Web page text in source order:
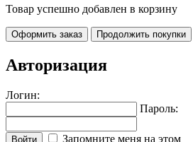
Товар успешно добавлен в корзину
Оформить заказ Продолжить покупки
Авторизация
Логин:
Пароль:
Войти
Запомните меня на этом